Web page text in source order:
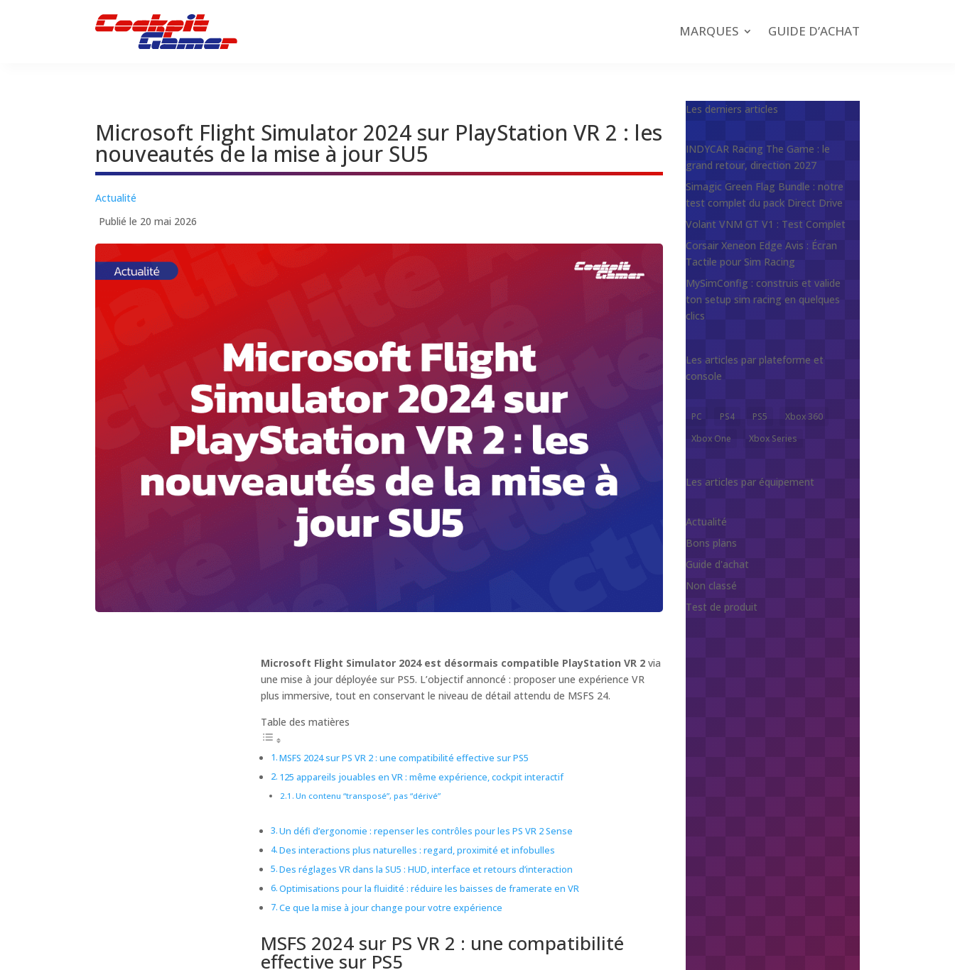
MARQUES GUIDE D’ACHAT
Microsoft Flight Simulator 2024 sur PlayStation VR 2 : les
nouveautés de la mise à jour SU5
Actualité
Publié le 20 mai 2026
Microsoft Flight Simulator 2024 est désormais compatible PlayStation VR 2via
une mise à jour déployée sur PS5. L’objectif annoncé : proposer une expérience VR
plus immersive, tout en conservant le niveau de détail attendu de MSFS 24.
Table des matières
MSFS 2024 sur PS VR 2 : une compatibilité effective sur PS5
125 appareils jouables en VR : même expérience, cockpit interactif
Un contenu “transposé”, pas “dérivé”
Un défi d’ergonomie : repenser les contrôles pour les PS VR 2 Sense
Des interactions plus naturelles : regard, proximité et infobulles
Des réglages VR dans la SU5 : HUD, interface et retours d’interaction
Optimisations pour la fluidité : réduire les baisses de framerate en VR
Ce que la mise à jour change pour votre expérience
MSFS 2024 sur PS VR 2 : une compatibilité
effective sur PS5
Les derniers articles
INDYCAR Racing The Game : le
grand retour, direction 2027
Simagic Green Flag Bundle : notre
test complet du pack Direct Drive
Volant VNM GT V1 : Test Complet
Corsair Xeneon Edge Avis : Écran
Tactile pour Sim Racing
MySimConfig : construis et valide
ton setup sim racing en quelques
clics
Les articles par plateforme et
console
PC PS4 PS5
Xbox 360
Xbox One
Xbox Series
Les articles par équipement
Actualité
Bons plans
Guide d'achat
Non classé
Test de produit